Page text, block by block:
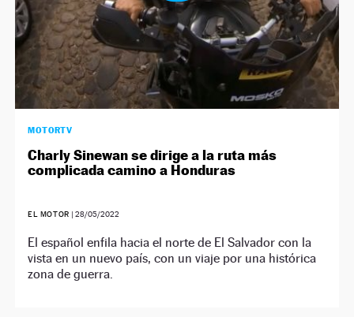
MOTORTV
Charly Sinewan se dirige a la ruta más
complicada camino a Honduras
EL MOTOR | 28/05/2022
El español enfila hacia el norte de El Salvador con la
vista en un nuevo país, con un viaje por una histórica
zona de guerra.